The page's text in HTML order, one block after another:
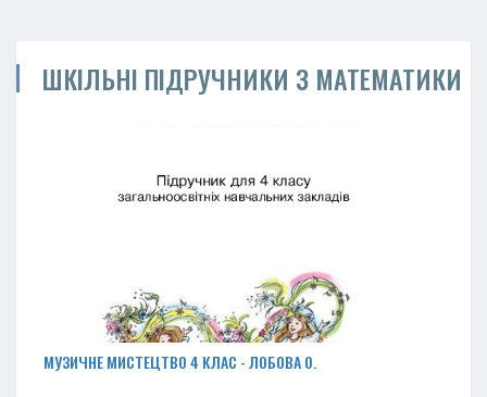
ШКІЛЬНІ ПІДРУЧНИКИ З МАТЕМАТИКИ
МУЗИЧНЕ МИСТЕЦТВО 4 КЛАС - ЛОБОВА О.